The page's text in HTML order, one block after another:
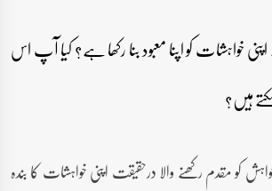
خواہشات کو اپنا معبود بنا رکھا ہے؟ کیا آپ اس
ہیں؟
کو مقدم رکھنے والا درحقیقت اپنی خواہشات کا بندہ